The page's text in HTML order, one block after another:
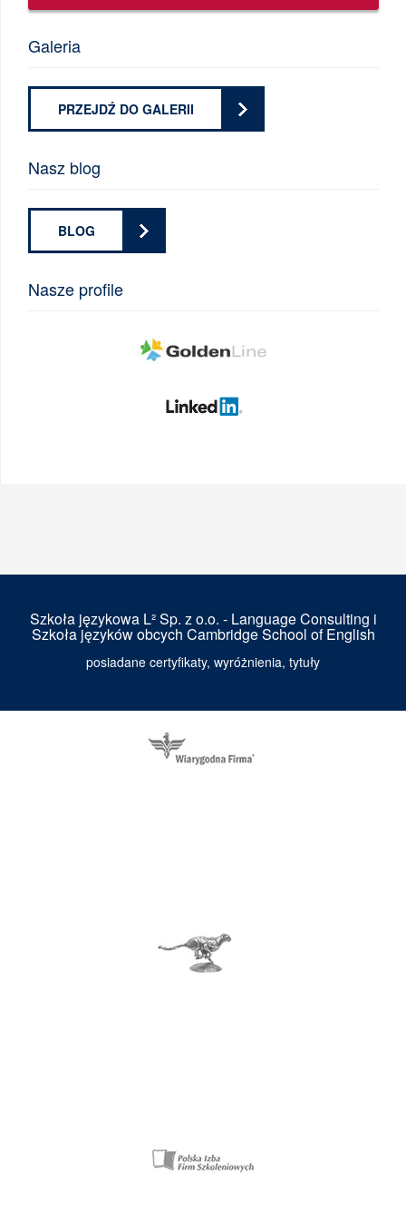
Galeria
PRZEJDŹ DO GALERII
Nasz blog
BLOG
Nasze profile
Szkoła językowa L² Sp. z o.o. - Language Consulting i
Szkoła języków obcych Cambridge School of English
posiadane certyfikaty, wyróżnienia, tytuły